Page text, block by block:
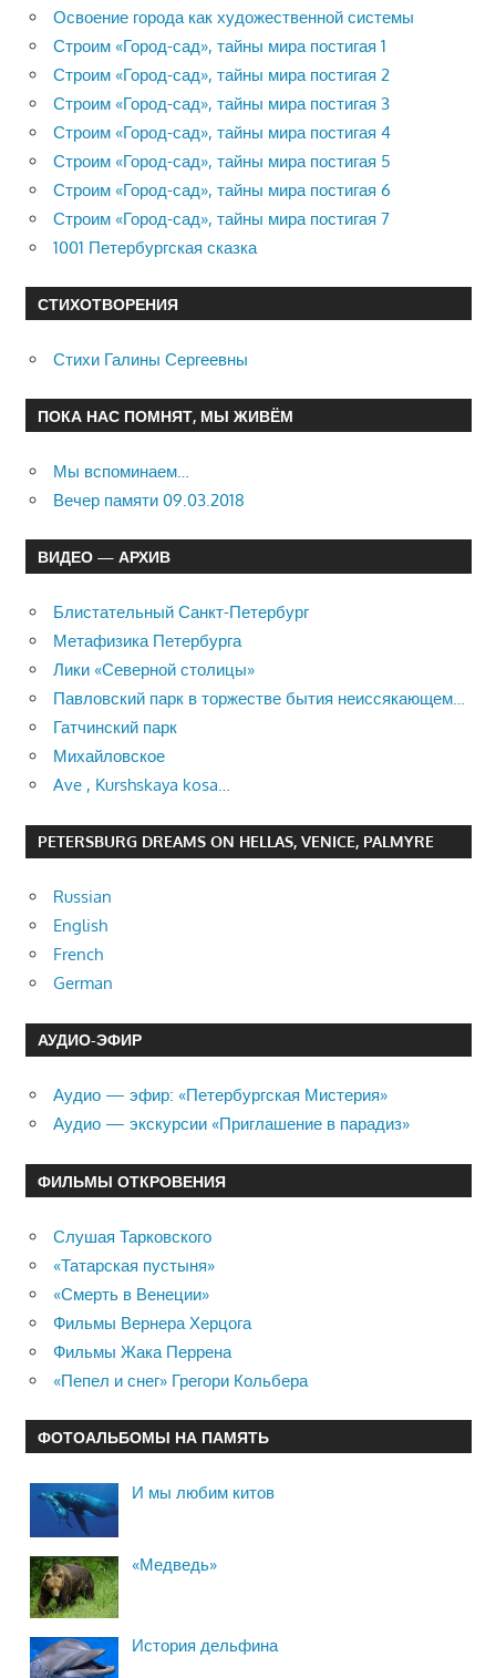
Освоение города как художественной системы
Строим «Город-сад», тайны мира постигая 1
Строим «Город-сад», тайны мира постигая 2
Строим «Город-сад», тайны мира постигая 3
Строим «Город-сад», тайны мира постигая 4
Строим «Город-сад», тайны мира постигая 5
Строим «Город-сад», тайны мира постигая 6
Строим «Город-сад», тайны мира постигая 7
1001 Петербургская сказка
СТИХОТВОРЕНИЯ
Стихи Галины Сергеевны
ПОКА НАС ПОМНЯТ, МЫ ЖИВЁМ
Мы вспоминаем…
Вечер памяти 09.03.2018
ВИДЕО — АРХИВ
Блистательный Санкт-Петербург
Метафизика Петербурга
Лики «Северной столицы»
Павловский парк в торжестве бытия неиссякающем…
Гатчинский парк
Михайловское
Ave , Kurshskaya kosa…
PETERSBURG DREAMS ON HELLAS, VENICE, PALMYRE
Russian
English
French
German
АУДИО-ЭФИР
Аудио — эфир: «Петербургская Мистерия»
Аудио — экскурсии «Приглашение в парадиз»
ФИЛЬМЫ ОТКРОВЕНИЯ
Слушая Тарковского
«Татарская пустыня»
«Смерть в Венеции»
Фильмы Вернера Херцога
Фильмы Жака Перрена
«Пепел и снег» Грегори Кольбера
ФОТОАЛЬБОМЫ НА ПАМЯТЬ
И мы любим китов
«Медведь»
История дельфина